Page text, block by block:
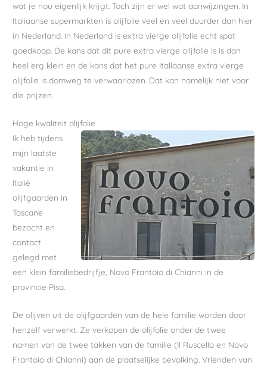
wat je nou eigenlijk krijgt. Toch zijn er wel wat aanwijzingen. In
Italiaanse supermarkten is olijfolie veel en veel duurder dan hier
in Nederland. In Nederland is extra vierge olijfolie echt spot
goedkoop. De kans dat dit pure extra vierge olijfolie is is dan
heel erg klein en de kans dat het pure Italiaanse extra vierge
olijfolie is domweg te verwaarlozen. Dat kan namelijk niet voor
die prijzen.
Hoge kwaliteit olijfolie
Ik heb tijdens
mijn laatste
vakantie in
Italië
olijfgaarden in
Toscane
bezocht en
contact
gelegd met
een klein familiebedrijfje, Novo Frantoio di Chianni in de
provincie Pisa.
De olijven uit de olijfgaarden van de hele familie worden door
henzelf verwerkt. Ze verkopen de olijfolie onder de twee
namen van de twee takken van de familie (Il Ruscello en Novo
Frantoio di Chianni) aan de plaatselijke bevolking. Vrienden van